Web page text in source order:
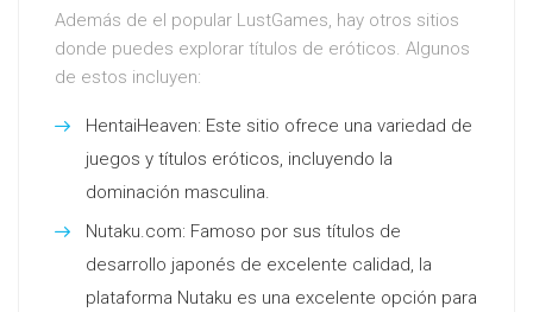
Además de el popular LustGames, hay otros sitios
donde puedes explorar títulos de eróticos. Algunos
de estos incluyen:
HentaiHeaven: Este sitio ofrece una variedad de
juegos y títulos eróticos, incluyendo la
dominación masculina.
Nutaku.com: Famoso por sus títulos de
desarrollo japonés de excelente calidad, la
plataforma Nutaku es una excelente opción para